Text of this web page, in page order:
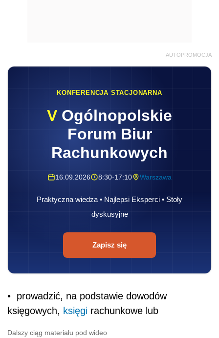
AUTOPROMOCJA
KONFERENCJA STACJONARNA
V Ogólnopolskie
Forum Biur
Rachunkowych
16.09.2026 8:30-17:10 Warszawa
Praktyczna wiedza • Najlepsi Eksperci • Stoły
dyskusyjne
Zapisz się
• prowadzić, na podstawie dowodów
księgowych, księgi rachunkowe lub
Dalszy ciąg materiału pod wideo